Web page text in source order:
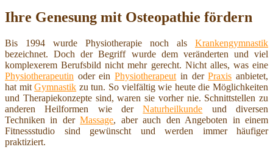
Ihre Genesung mit Osteopathie fördern
Bis 1994 wurde Physiotherapie noch als Krankengymnastik
bezeichnet. Doch der Begriff wurde dem veränderten und viel
komplexerem Berufsbild nicht mehr gerecht. Nicht alles, was eine
Physiotherapeutin oder einPhysiotherapeut in derPraxis anbietet,
hat mitGymnastik zu tun. So vielfältig wie heute die Möglichkeiten
und Therapiekonzepte sind, waren sie vorher nie. Schnittstellen zu
anderen Heilformen wie derNaturheilkunde und diversen
Techniken in derMassage, aber auch den Angeboten in einem
Fitnessstudio sind gewünscht und werden immer häufiger
praktiziert.